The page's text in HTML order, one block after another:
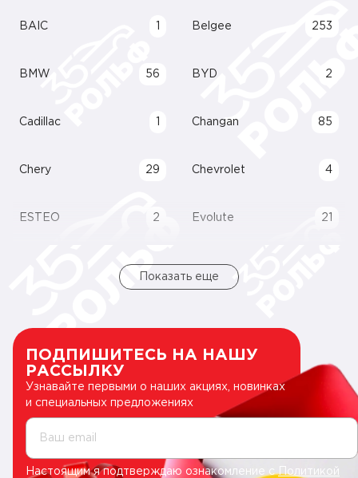
BAIC Belgee 253
BMW 56 BYD 2
Cadillac Changan 85
Chery 29 Chevrolet 4
ESTEO 2 Evolute 21
Показать еще
ПОДПИШИТЕСЬ НА НАШУ
РАССЫЛКУ
Узнавайте первыми о наших акциях, новинках
и специальных предложениях
Ваш email
Настоящим я подтверждаю ознакомление сПолитикой